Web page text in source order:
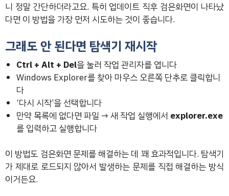
니 정말 간단하더라고요. 특히 업데이트 직후 검은화면이 나타났
다면 이 방법을 가장 먼저 시도하는 것이 좋습니다.
그래도 안 된다면 탐색기 재시작
Ctrl + Alt + Del을 눌러 작업 관리자를 엽니다
Windows Explorer를 찾아 마우스 오른쪽 단추로 클릭합니
다
‘다시 시작’을 선택합니다
만약 목록에 없다면 파일 → 새 작업 실행에서 explorer.exe
를 입력하고 실행합니다
이 방법도 검은화면 문제를 해결하는 데 꽤 효과적입니다. 탐색기
가 제대로 로드되지 않아서 발생하는 문제를 직접 해결하는 방식
이거든요.